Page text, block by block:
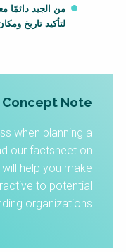
من الجيد دائمًا
لتأكيد تاريخ
Note
when planning a
our factsheet on
will help you make
to potential
organizations!